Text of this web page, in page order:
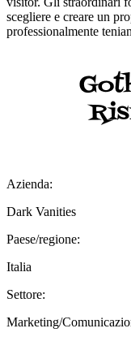
scegliere e creare un
professionalmente
Azienda:
Dark Vanities
Paese/regione:
Italia
Settore:
Marketing/